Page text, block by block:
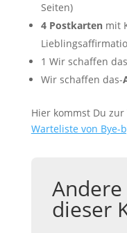
Seiten)
4 Postkarten mit
1 Wir schaffen
Wir schaffen das-
Hier kommst Du
Warteliste von Bye-
dieser